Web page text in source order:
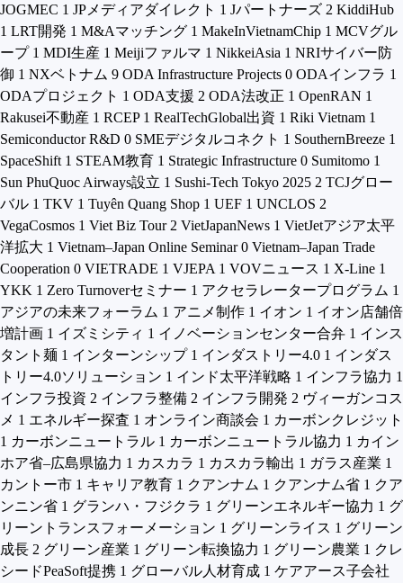
JOGMEC 1 JPメディアダイレクト 1 Jパートナーズ 2 KiddiHub
1 LRT開発 1 M&Aマッチング 1 MakeInVietnamChip 1 MCVグル
ープ 1 MDI生産 1 Meijiファルマ 1 NikkeiAsia 1 NRIサイバー防
御 1 NXベトナム 9 ODA Infrastructure Projects 0 ODAインフラ 1
ODAプロジェクト 1 ODA支援 2 ODA法改正 1 OpenRAN 1
Rakusei不動産 1 RCEP 1 RealTechGlobal出資 1 Riki Vietnam 1
Semiconductor R&D 0 SMEデジタルコネクト 1 SouthernBreeze 1
SpaceShift 1 STEAM教育 1 Strategic Infrastructure 0 Sumitomo 1
Sun PhuQuoc Airways設立 1 Sushi-Tech Tokyo 2025 2 TCJグロー
バル 1 TKV 1 Tuyên Quang Shop 1 UEF 1 UNCLOS 2
VegaCosmos 1 Viet Biz Tour 2 VietJapanNews 1 VietJetアジア太平
洋拡大 1 Vietnam–Japan Online Seminar 0 Vietnam–Japan Trade
Cooperation 0 VIETRADE 1 VJEPA 1 VOVニュース 1 X-Line 1
YKK 1 Zero Turnoverセミナー 1 アクセラレータープログラム 1
アジアの未来フォーラム 1 アニメ制作 1 イオン 1 イオン店舗倍
増計画 1 イズミシティ 1 イノベーションセンター合弁 1 インス
タント麺 1 インターンシップ 1 インダストリー4.0 1 インダス
トリー4.0ソリューション 1 インド太平洋戦略 1 インフラ協力 1
インフラ投資 2 インフラ整備 2 インフラ開発 2 ヴィーガンコス
メ 1 エネルギー探査 1 オンライン商談会 1 カーボンクレジット
1 カーボンニュートラル 1 カーボンニュートラル協力 1 カイン
ホア省–広島県協力 1 カスカラ 1 カスカラ輸出 1 ガラス産業 1
カントー市 1 キャリア教育 1 クアンナム 1 クアンナム省 1 クア
ンニン省 1 グランハ・フジクラ 1 グリーンエネルギー協力 1 グ
リーントランスフォーメーション 1 グリーンライス 1 グリーン
成長 2 グリーン産業 1 グリーン転換協力 1 グリーン農業 1 クレ
シードPeaSoft提携 1 グローバル人材育成 1 ケアアース子会社